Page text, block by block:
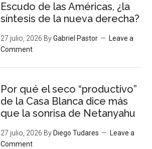
Escudo de las Américas, ¿la
síntesis de la nueva derecha?
27 julio, 2026 ByGabriel Pastor
Leave a
Comment
Por qué el seco “productivo”
de la Casa Blanca dice más
que la sonrisa de Netanyahu
27 julio, 2026 By Diego Tudares
Leave a
Comment